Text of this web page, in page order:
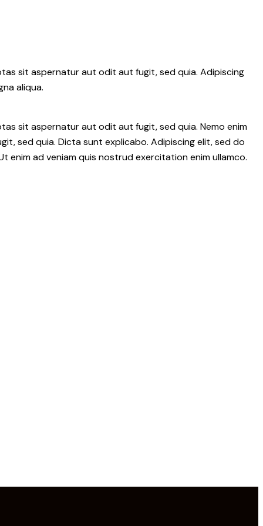
sit aspernatur aut odit aut fugit, sed quia. Adipiscing
aliqua.
sit aspernatur aut odit aut fugit, sed quia. Nemo enim
sed quia. Dicta sunt explicabo. Adipiscing elit, sed do
enim ad veniam quis nostrud exercitation enim ullamco.